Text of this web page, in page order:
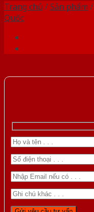
Trang chủ /Sản phẩm /
Quốc